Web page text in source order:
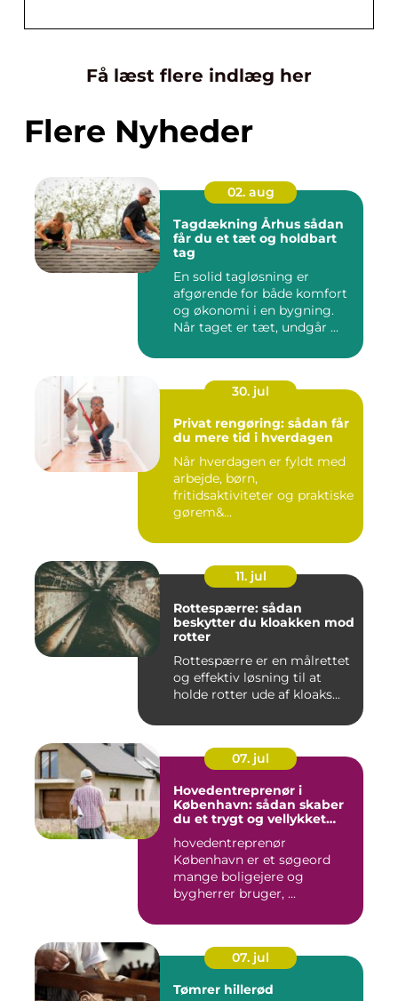
Få læst flere indlæg her
Flere Nyheder
02. aug
Tagdækning Århus sådan
får du et tæt og holdbart
tag
En solid tagløsning er
afgørende for både komfort
og økonomi i en bygning.
Når taget er tæt, undgår ...
30. jul
Privat rengøring: sådan får
du mere tid i hverdagen
Når hverdagen er fyldt med
arbejde, børn,
fritidsaktiviteter og praktiske
gørem&...
11. jul
Rottespærre: sådan
beskytter du kloakken mod
rotter
Rottespærre er en målrettet
og effektiv løsning til at
holde rotter ude af kloaks...
07. jul
Hovedentreprenør i
København: sådan skaber
du et trygt og vellykket
hovedentreprenør
København er et søgeord
mange boligejere og
bygherrer bruger, ...
07. jul
Tømrer hillerød